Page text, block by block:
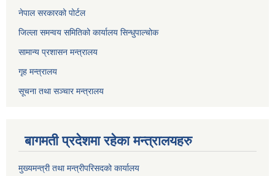
नेपाल सरकारको पोर्टल
जिल्ला समन्वय समितिको कार्यालय सिन्धुपाल्चोक
सामान्य प्रशासन मन्त्रालय
गृह मन्त्रालय
सूचना तथा सञ्चार मन्त्रालय
बागमती प्रदेशमा रहेका मन्त्रालयहरु
मुख्यमन्त्री तथा मन्त्रीपरिसदको कार्यालय